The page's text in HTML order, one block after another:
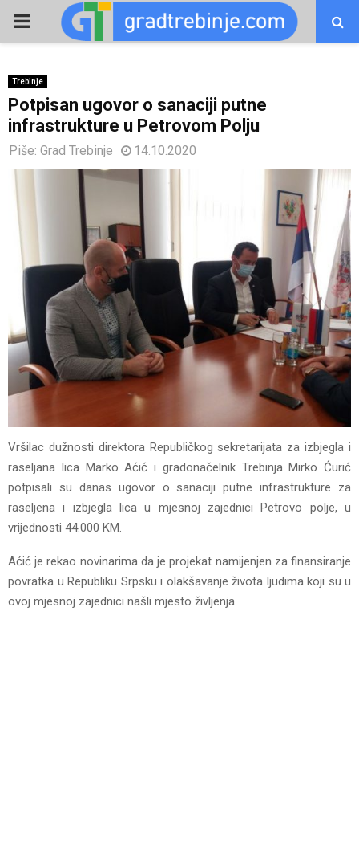
PRIMARY
Trebinje
Potpisan ugovor o sanaciji putne
infrastrukture u Petrovom Polju
Piše: Grad Trebinje 14.10.2020
Vršilac dužnosti direktora Republičkog sekretarijata za izbjegla i
raseljana lica Marko Aćić i gradonačelnik Trebinja Mirko Ćurić
potpisali su danas ugovor o sanaciji putne infrastrukture za
raseljena i izbjegla lica u mjesnoj zajednici Petrovo polje, u
vrijednosti 44.000 KM.
Aćić je rekao novinarima da je projekat namijenjen za finansiranje
povratka u Republiku Srpsku i olakšavanje života ljudima koji su u
ovoj mjesnoj zajednici našli mjesto življenja.